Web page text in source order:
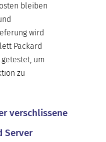
bleiben
wird
Packard
um
zu
verschlissene
Server